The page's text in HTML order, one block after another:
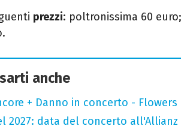
prezzi: poltronissima 60
anche
+ Danno in concerto - Flowers
2027: data del concerto